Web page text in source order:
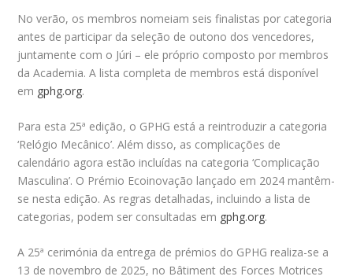
No verão, os membros nomeiam seis finalistas por categoria
antes de participar da seleção de outono dos vencedores,
juntamente com o Júri – ele próprio composto por membros
da Academia. A lista completa de membros está disponível
em gphg.org.
Para esta 25ª edição, o GPHG está a reintroduzir a categoria
‘Relógio Mecânico’. Além disso, as complicações de
calendário agora estão incluídas na categoria ‘Complicação
Masculina’. O Prémio Ecoinovação lançado em 2024 mantêm-
se nesta edição. As regras detalhadas, incluindo a lista de
categorias, podem ser consultadas em gphg.org.
A 25ª cerimónia da entrega de prémios do GPHG realiza-se a
13 de novembro de 2025, no Bâtiment des Forces Motrices